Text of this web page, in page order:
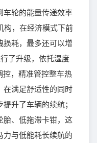
车轮的能量传递效率
构，在经济模式下前
损耗，最多还可以增
了升级，依托湿度
，精准管控整车热
在满足舒适性的同时
升了车辆的续航；
胎、低拖滞卡钳，这
力与低能耗长续航的